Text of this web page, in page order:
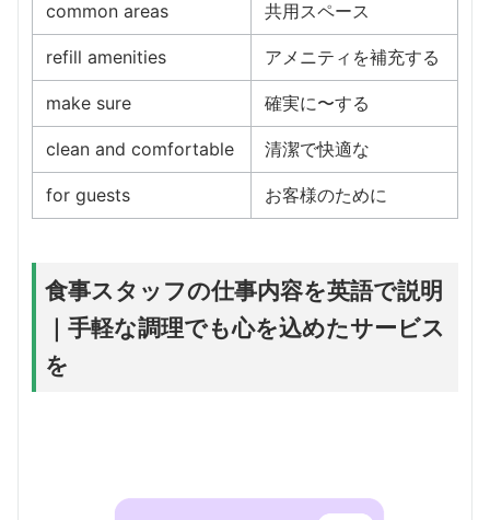
common areas 共用スペース
refill amenities アメニティを補充する
make sure 確実に〜する
clean and comfortable 清潔で快適な
for guests お客様のために
食事スタッフの仕事内容を英語で説明
｜手軽な調理でも心を込めたサービス
を